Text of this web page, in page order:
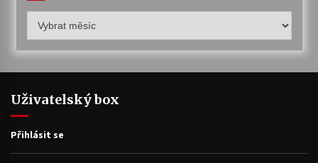
archiv
Uživatelský box
Přihlásit se